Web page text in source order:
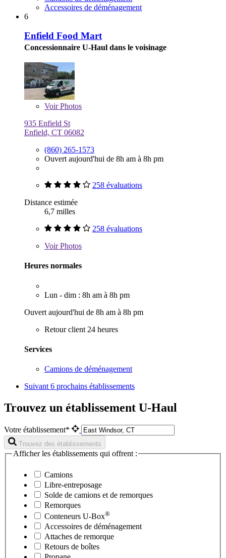
Accessoires de déménagement
6
Enfield Food Mart
Concessionnaire U-Haul dans le voisinage
VoirPhotos
935 Enfield St
Enfield, CT 06082
(860) 265-1573
Ouvert aujourd'hui de 8h am à 8h pm
258 évaluations
Distance estimée
6,7 milles
258 évaluations
VoirPhotos
Heures normales
Lun - dim : 8h am à 8h pm
Ouvert aujourd'hui de 8h am à 8h pm
Retour client 24 heures
Services
Camions de déménagement
Suivant 6 prochains établissements
Trouvez un établissement U-Haul
Votre établissement*
Trouvez des établissements
Afficher les établissements qui offrent :
Camions
Libre-entreposage
Solde de camions et de remorques
Remorques
Conteneurs U-Box®
Accessoires de déménagement
Attaches de remorque
Retours de boîtes